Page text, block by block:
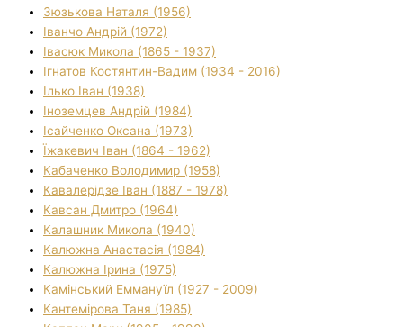
Зюзькова Наталя (1956)
Іванчо Андрій (1972)
Івасюк Микола (1865 - 1937)
Ігнатов Костянтин-Вадим (1934 - 2016)
Ілько Іван (1938)
Іноземцев Андрій (1984)
Ісайченко Оксана (1973)
Їжакевич Іван (1864 - 1962)
Кабаченко Володимир (1958)
Кавалерідзе Іван (1887 - 1978)
Кавсан Дмитро (1964)
Калашник Микола (1940)
Калюжна Анастасія (1984)
Калюжна Ірина (1975)
Камінський Еммануїл (1927 - 2009)
Кантемірова Таня (1985)